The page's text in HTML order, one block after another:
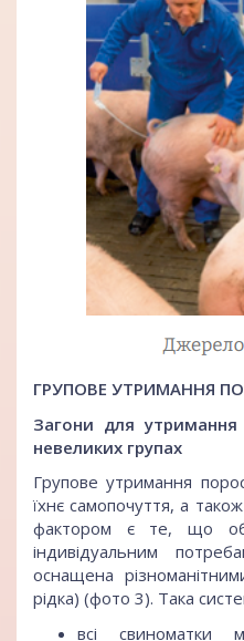
ГРУПОВЕ УТРИМАННЯ
Загони для
невеликих групах
Групове утримання
їхнє самопочуття, а
фактором є те, що
індивідуальним
оснащена
рідка) (фото 3). Така
всі свиноматки